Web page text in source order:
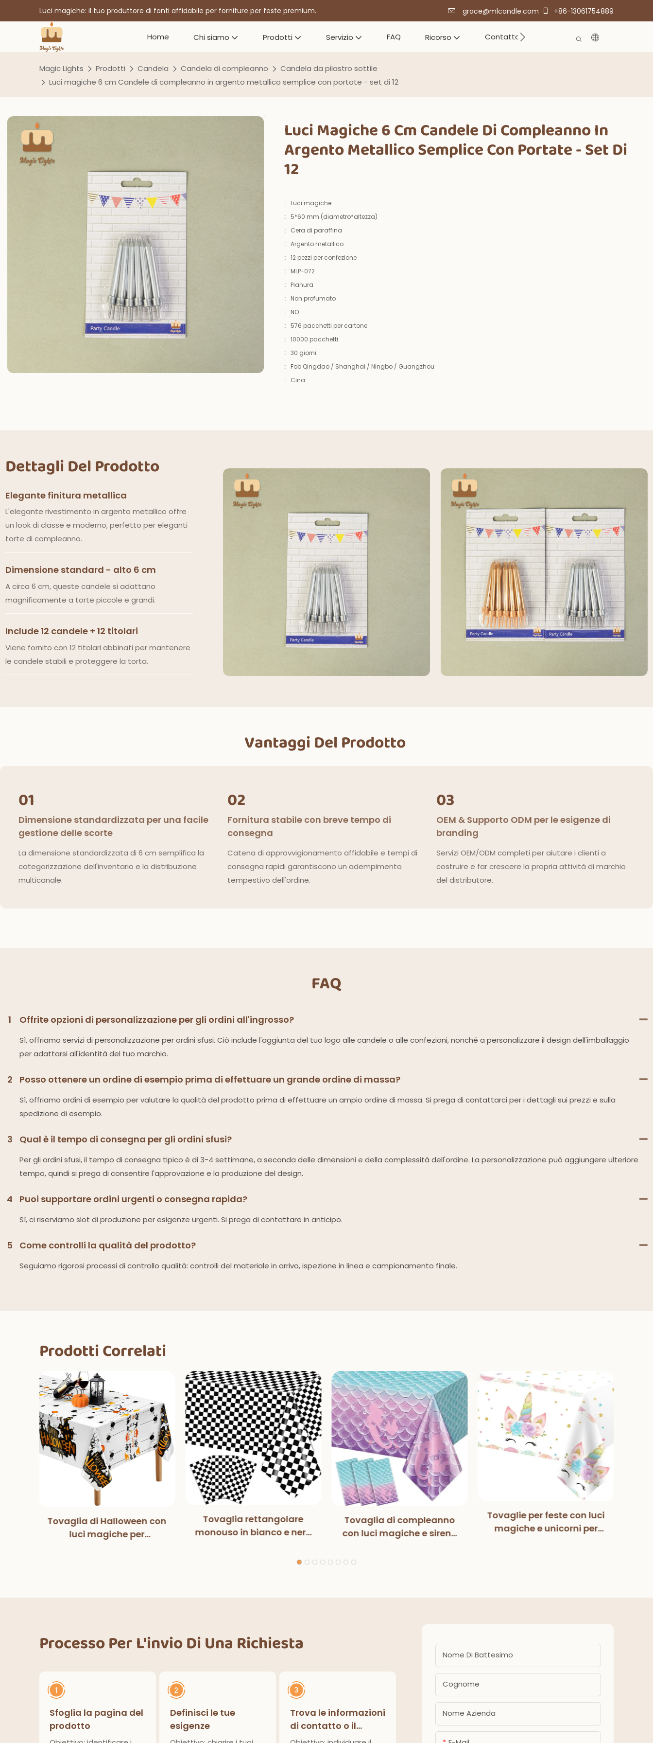
Luci magiche: il tuo produttore di fonti affidabile per forniture per feste premium. grace@mlcandle.com +86-13061754889
Home Chi siamo Prodotti Servizio FAQ Ricorso Contatto
Magic Lights Prodotti Candela Candela di compleanno
Candela da pilastro sottile
Luci magiche 6 cm Candele di compleanno in argento metallico semplice con portate - set di 12
Luci Magiche 6 Cm Candele Di Compleanno In
Argento Metallico Semplice Con Portate - Set Di
12
:
Luci magiche
:
5*60 mm (diametro*altezza)
:
Cera di paraffina
: Argento metallico
: 12 pezzi per confezione
:
MLP-072
:
Pianura
:
Non profumato
:
NO
:
576 pacchetti per cartone
: 10000 pacchetti
: 30 giorni
:
Fob Qingdao / Shanghai / Ningbo / Guangzhou
:
Cina
Dettagli Del Prodotto
Elegante finitura metallica
L'elegante rivestimento in argento metallico offre
un look di classe e moderno, perfetto per eleganti
torte di compleanno.
Dimensione standard - alto 6 cm
A circa 6 cm, queste candele si adattano
magnificamente a torte piccole e grandi.
Include 12 candele + 12 titolari
Viene fornito con 12 titolari abbinati per mantenere
le candele stabili e proteggere la torta.
Vantaggi Del Prodotto
01
Dimensione standardizzata per una facile
gestione delle scorte
La dimensione standardizzata di 6 cm semplifica la
categorizzazione dell'inventario e la distribuzione
multicanale.
02
Fornitura stabile con breve tempo di
consegna
Catena di approvvigionamento affidabile e tempi di
consegna rapidi garantiscono un adempimento
tempestivo dell'ordine.
03
OEM & Supporto ODM per le esigenze di
branding
Servizi OEM/ODM completi per aiutare i clienti a
costruire e far crescere la propria attività di marchio
del distributore.
FAQ
1 Offrite opzioni di personalizzazione per gli ordini all'ingrosso?
Sì, offriamo servizi di personalizzazione per ordini sfusi. Ciò include l'aggiunta del tuo logo alle candele o alle confezioni, nonché a personalizzare il design dell'imballaggio
per adattarsi all'identità del tuo marchio.
2 Posso ottenere un ordine di esempio prima di effettuare un grande ordine di massa?
Sì, offriamo ordini di esempio per valutare la qualità del prodotto prima di effettuare un ampio ordine di massa. Si prega di contattarci per i dettagli sui prezzi e sulla
spedizione di esempio.
3 Qual è il tempo di consegna per gli ordini sfusi?
Per gli ordini sfusi, il tempo di consegna tipico è di 3-4 settimane, a seconda delle dimensioni e della complessità dell'ordine. La personalizzazione può aggiungere ulteriore
tempo, quindi si prega di consentire l'approvazione e la produzione del design.
4 Puoi supportare ordini urgenti o consegna rapida?
Sì, ci riserviamo slot di produzione per esigenze urgenti. Si prega di contattare in anticipo.
5 Come controlli la qualità del prodotto?
Seguiamo rigorosi processi di controllo qualità: controlli del materiale in arrivo, ispezione in linea e campionamento finale.
Prodotti Correlati
Tovaglia di Halloween con
luci magiche per
Tovaglia rettangolare
monouso in bianco e nero
feste di compleanno,
Tovaglia di compleanno
con luci magiche e sirena
per feste di compleanno
Tovaglie per feste con luci
magiche e unicorni per
Processo Per L'invio Di Una Richiesta
Sfoglia la pagina del
prodotto
Definisci le tue
esigenze
Trova le informazioni
di contatto o il
modulo di richiesta
Nome Di Battesimo
Cognome
Nome Azienda